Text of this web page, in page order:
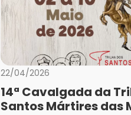
22/04/2026
14ª Cavalgada da
Santos Mártires das